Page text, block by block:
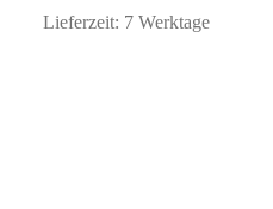
Lieferzeit: 7 Werktage